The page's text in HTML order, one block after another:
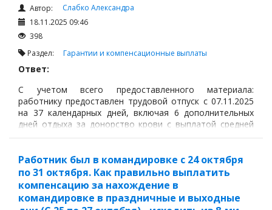
Автор:
Слабко Александра
18.11.2025 09:46
398
Раздел: Гарантии и компенсационные выплаты
Ответ:
С учетом всего предоставленного материала:
работнику предоставлен трудовой отпуск с 07.11.2025
на 37 календарных дней, включая 6 дополнительных
дней отдыха за донорство крови с выплатой средней
заработной платы.
Работник был в командировке с 24 октября
по 31 октября. Как правильно выплатить
компенсацию за нахождение в
командировке в праздничные и выходные